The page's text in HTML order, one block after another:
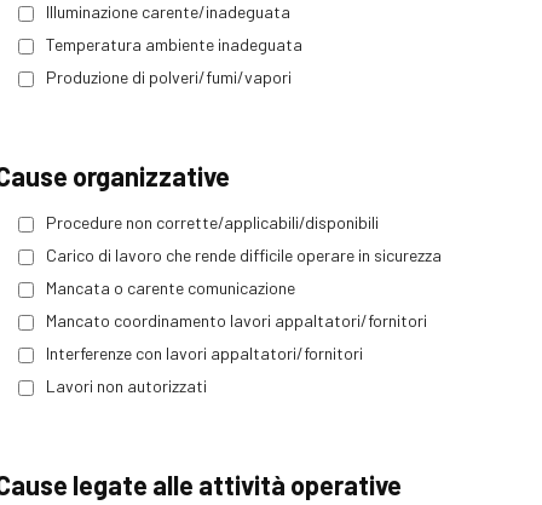
Illuminazione carente/inadeguata
Temperatura ambiente inadeguata
Produzione di polveri/fumi/vapori
organizzative
Procedure non corrette/applicabili/disponibili
Carico di lavoro che rende difficile operare in sicurezza
Mancata o carente comunicazione
Mancato coordinamento lavori appaltatori/fornitori
Interferenze con lavori appaltatori/fornitori
Lavori non autorizzati
legate alle attività operative